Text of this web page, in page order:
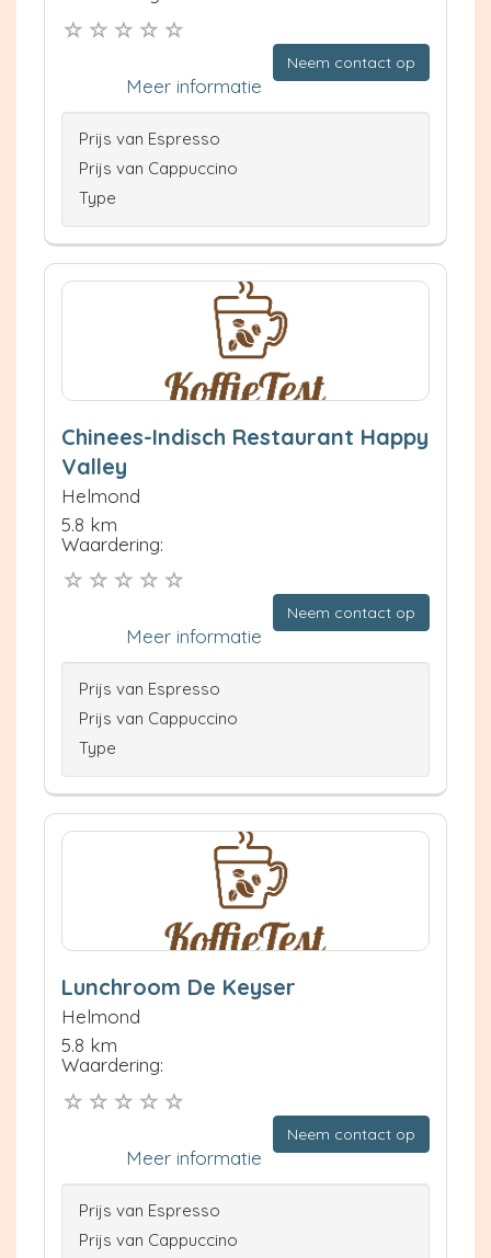
Neem contact op
Meer informatie
Prijs van Espresso
Prijs van Cappuccino
Type
Chinees-Indisch Restaurant Happy
Valley
Helmond
5.8 km
Waardering:
Neem contact op
Meer informatie
Prijs van Espresso
Prijs van Cappuccino
Type
Lunchroom De Keyser
Helmond
5.8 km
Waardering:
Neem contact op
Meer informatie
Prijs van Espresso
Prijs van Cappuccino